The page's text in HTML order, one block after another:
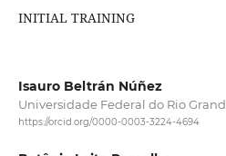
INITIAL TRAINING
Isauro Beltrán Núñez
Universidade Federal do Rio
https://orcid.org/0000-0003-3224-4694